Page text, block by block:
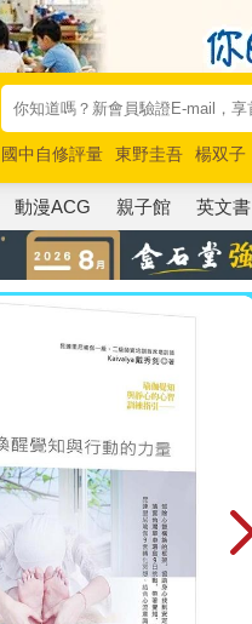
國中自修評量 東野圭吾 楊双子
唯紅花綻放
奧德賽 路邊攤新作
動漫ACG 親子館 英文書